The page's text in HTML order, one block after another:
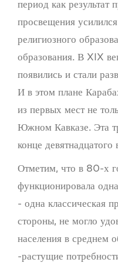
период как результат
просвещения
религиозного
образования. В XIX
появились и стали
И в этом плане
из первых мест не
Южном Кавказе. Эта
конце девятнадцатого
Отметим, что в 80-х
функционировала
- одна классическая
стороны, не могло
населения в среднем
-растущие